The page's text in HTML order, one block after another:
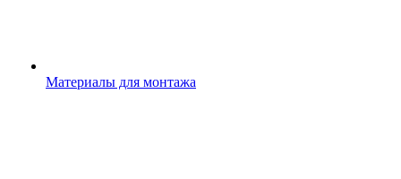
Материалы для монтажа